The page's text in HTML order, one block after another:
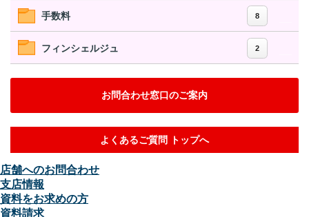
手数料 8
フィンシェルジュ 2
お問合わせ窓口のご案内
よくあるご質問 トップへ
店舗へのお問合わせ
支店情報
資料をお求めの方
資料請求